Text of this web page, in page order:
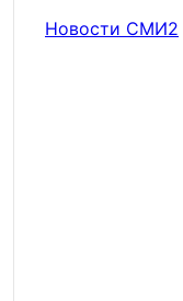
Новости СМИ2